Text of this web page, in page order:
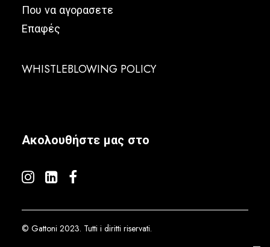
Που να αγορασετε
Επαφές
WHISTLEBLOWING POLICY
Ακολουθήστε μας στο
© Gattoni 2023. Tutti i diritti riservati.